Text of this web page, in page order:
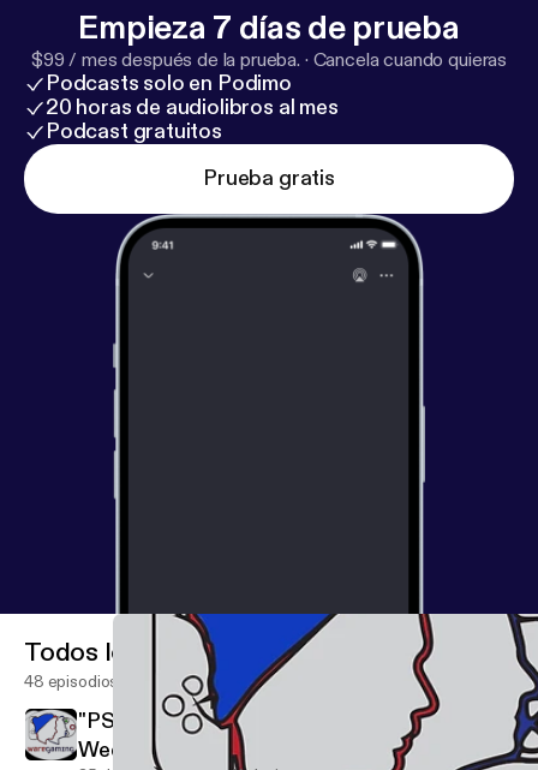
Empieza 7 días de prueba
$99 / mes después de la prueba. · Cancela cuando quieras
Podcasts solo en Podimo
20 horas de audiolibros al mes
Podcast gratuitos
Prueba gratis
Todos los episodios
48 episodios
"PS5 Hopes and Dreams!" | Ware Gaming
Weekly